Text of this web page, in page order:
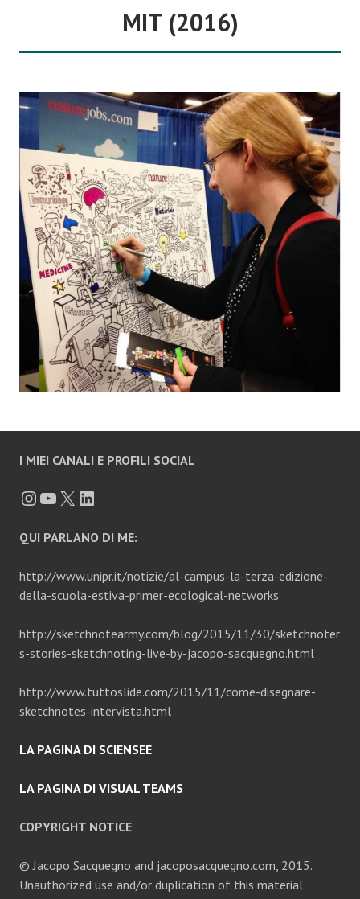
MIT (2016)
I MIEI CANALI E PROFILI SOCIAL
QUI PARLANO DI ME:
http://www.unipr.it/notizie/al-campus-la-terza-edizione-
della-scuola-estiva-primer-ecological-networks
http://sketchnotearmy.com/blog/2015/11/30/sketchnoter
s-stories-sketchnoting-live-by-jacopo-sacquegno.html
http://www.tuttoslide.com/2015/11/come-disegnare-
sketchnotes-intervista.html
LA PAGINA DI SCIENSEE
LA PAGINA DI VISUAL TEAMS
COPYRIGHT NOTICE
© Jacopo Sacquegno and jacoposacquegno.com, 2015.
Unauthorized use and/or duplication of this material